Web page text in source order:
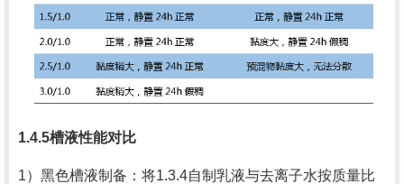
1.4.5槽液性能对比
1）黑色槽液制备：将1.3.4自制乳液与去离子水按质量比